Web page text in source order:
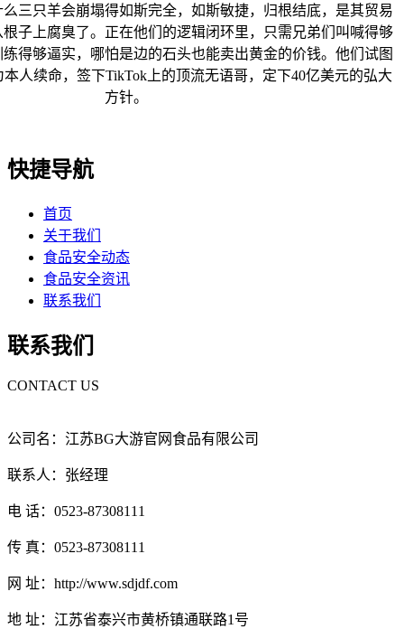
三只羊会崩塌得如斯完全，如斯敏捷，归根结底，是其贸易
子上腐臭了。正在他们的逻辑闭环里，只需兄弟们叫喊得够
得够逼实，哪怕是边的石头也能卖出黄金的价钱。他们试图
人续命，签下TikTok上的顶流无语哥，定下40亿美元的弘大
方针。
快捷导航
首页
关于我们
食品安全动态
食品安全资讯
联系我们
联系我们
CONTACT US
公司名：江苏BG大游官网食品有限公司
联系人：张经理
电 话：0523-87308111
传 真：0523-87308111
网 址：http://www.sdjdf.com
地 址：江苏省泰兴市黄桥镇通联路1号